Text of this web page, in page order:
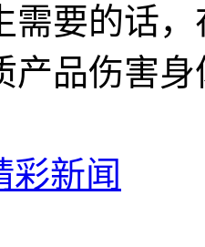
需要的话
产品伤害
彩新闻